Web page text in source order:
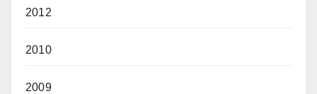
2012
2010
2009